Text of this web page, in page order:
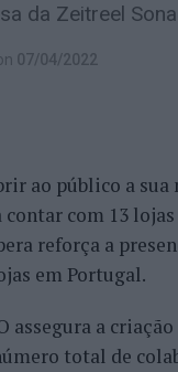
da Zeitreel
07/04/2022
ao público a sua
contar com 13
reforça a
em Portugal.
assegura a
total de